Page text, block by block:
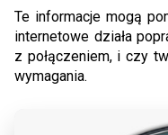
Te informacje mogą
internetowe działa
z połączeniem, i czy
wymagania.